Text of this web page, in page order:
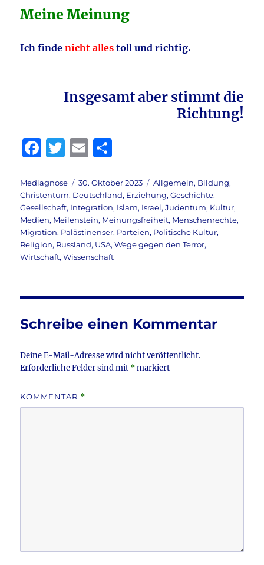
Meine Meinung
Ich findenicht alles toll und richtig.
Insgesamt aber stimmt die
Richtung!
F
c
e
b
o
o
T
it
te
r
E
ai
l
le
n
Autor
Mediagnose
Veröffentlicht
am
30. Oktober 2023 Kategorien
Allgemein, Bildung,
Christentum, Deutschland, Erziehung,Geschichte,
Gesellschaft, Integration, Islam, Israel,Judentum, Kultur,
Medien, Meilenstein, Meinungsfreiheit, Menschenrechte,
Migration, Palästinenser, Parteien, Politische Kultur,
Religion, Russland, USA,Wege gegen den Terror,
Wirtschaft,Wissenschaft
Schreibe einen Kommentar
Deine E-Mail-Adresse wird nicht veröffentlicht.
Erforderliche Felder sind mit *markiert
KOMMENTAR *